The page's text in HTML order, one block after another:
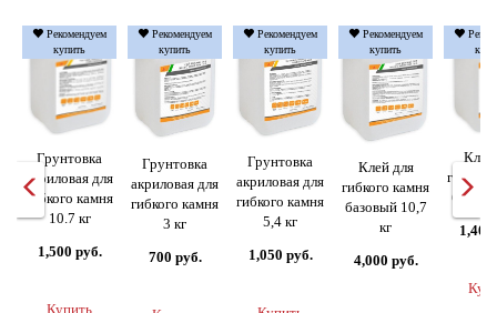
Рекомендуем
купить
Грунтовка
акриловая для
гибкого камня
10.7 кг
1,500 руб.
Купить
Рекомендуем
купить
Грунтовка
акриловая для
гибкого камня
3 кг
700 руб.
Рекомендуем
купить
Грунтовка
акриловая для
гибкого камня
5,4 кг
1,050 руб.
Рекомендуем
купить
Клей для
гибкого камня
базовый 10,7
кг
4,000 руб.
Клей
1,400